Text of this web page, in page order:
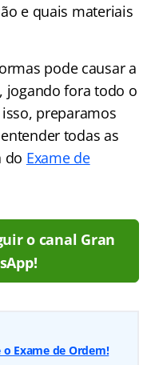
e quais materiais
pode causar a
jogando fora todo o
preparamos
todas as
do Exame de
o canal Gran
Exame de Ordem!